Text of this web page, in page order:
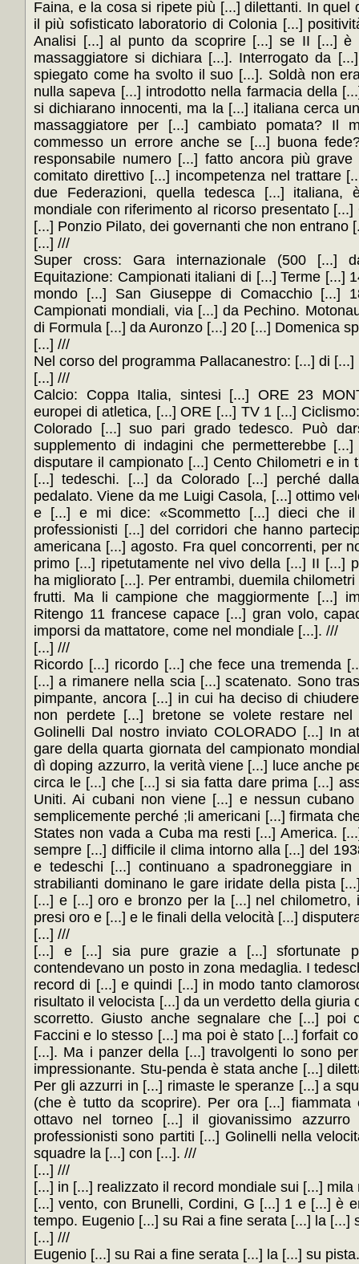
Faina, e la cosa si ripete più [...] dilettanti. In quel
il più sofisticato laboratorio di Colonia [...]
Analisi [...] al punto da scoprire [...] se II [...] è
massaggiatore si dichiara [...]. Interrogato da
spiegato come ha svolto il suo [...]. Soldà non
nulla sapeva [...] introdotto nella farmacia della
si dichiarano innocenti, ma la [...] italiana cerca
massaggiatore per [...] cambiato pomata? Il
commesso un errore anche se [...] buona
responsabile numero [...] fatto ancora più
comitato direttivo [...] incompetenza nel trattare
due Federazioni, quella tedesca [...] italiana,
mondiale con riferimento al ricorso presentato
[...] Ponzio Pilato, dei governanti che non entrano
[...] ///
Super cross: Gara internazionale (500 [...]
Equitazione: Campionati italiani di [...] Terme [...]
mondo [...] San Giuseppe di Comacchio [...]
Campionati mondiali, via [...] da Pechino.
di Formula [...] da Auronzo [...] 20 [...] Domenica
[...] ///
Nel corso del programma Pallacanestro: [...] di
[...] ///
Calcio: Coppa Italia, sintesi [...] ORE 23
europei di atletica, [...] ORE [...] TV 1 [...]
Colorado [...] suo pari grado tedesco. Può
supplemento di indagini che permetterebbe
disputare il campionato [...] Cento Chilometri e in
[...] tedeschi. [...] da Colorado [...] perché
pedalato. Viene da me Luigi Casola, [...] ottimo
e [...] e mi dice: «Scommetto [...] dieci che il
professionisti [...] del corridori che hanno
americana [...] agosto. Fra quel concorrenti, per
primo [...] ripetutamente nel vivo della [...] II [...]
ha migliorato [...]. Per entrambi, duemila
frutti. Ma li campione che maggiormente [...]
Ritengo 11 francese capace [...] gran volo,
imporsi da mattatore, come nel mondiale [...]. ///
[...] ///
Ricordo [...] ricordo [...] che fece una tremenda
[...] a rimanere nella scia [...] scatenato. Sono
pimpante, ancora [...] in cui ha deciso di
non perdete [...] bretone se volete restare
Golinelli Dal nostro inviato COLORADO [...] In
gare della quarta giornata del campionato
dì doping azzurro, la verità viene [...] luce anche
circa le [...] che [...] si sia fatta dare prima [...]
Uniti. Ai cubani non viene [...] e nessun
semplicemente perché ;li americani [...] firmata
States non vada a Cuba ma resti [...] America.
sempre [...] difficile il clima intorno alla [...] del
e tedeschi [...] continuano a spadroneggiare
strabilianti dominano le gare iridate della pista
[...] e [...] oro e bronzo per la [...] nel
presi oro e [...] e le finali della velocità [...]
[...] ///
[...] e [...] sia pure grazie a [...] sfortunate
contendevano un posto in zona medaglia. I
record di [...] e quindi [...] in modo tanto
risultato il velocista [...] da un verdetto della giuria
scorretto. Giusto anche segnalare che [...] poi
Faccini e lo stesso [...] ma poi è stato [...] forfait
[...]. Ma i panzer della [...] travolgenti lo sono
impressionante. Stu-penda è stata anche [...]
Per gli azzurri in [...] rimaste le speranze [...] a
(che è tutto da scoprire). Per ora [...] fiammata
ottavo nel torneo [...] il giovanissimo
professionisti sono partiti [...] Golinelli nella
squadre la [...] con [...]. ///
[...] ///
[...] in [...] realizzato il record mondiale sui [...]
[...] vento, con Brunelli, Cordini, G [...] 1 e [...] è
tempo. Eugenio [...] su Rai a fine serata [...] la [...]
[...] ///
Eugenio [...] su Rai a fine serata [...] la [...] su pista.